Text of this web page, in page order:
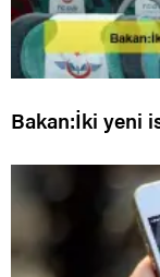
Bakan:İki yeni